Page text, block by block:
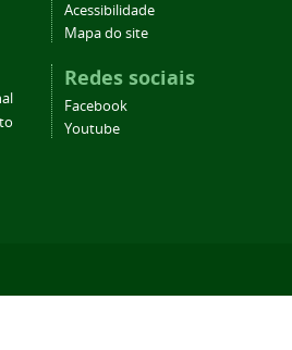
Acessibilidade
Mapa do site
Redes sociais
Facebook
Youtube